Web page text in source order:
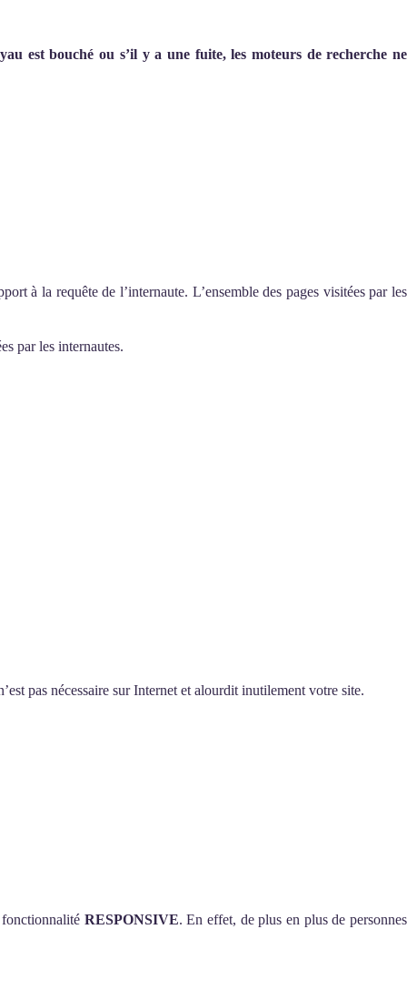
est bouché ou s’il y a une fuite, les moteurs de recherche ne
à la requête de l’internaute. L’ensemble des pages visitées par les
par les internautes.
pas nécessaire sur Internet et alourdit inutilement votre site.
RESPONSIVE. En effet, de plus en plus de personnes